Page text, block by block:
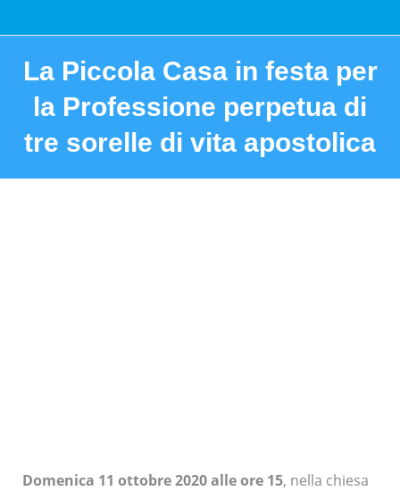
La Piccola Casa in festa per
la Professione perpetua di
tre sorelle di vita apostolica
Domenica 11 ottobre 2020 alle ore 15, nella chiesa